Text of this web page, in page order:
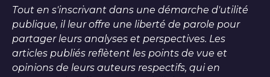
Tout en s'inscrivant dans une démarche d'utilité
publique, il leur offre une liberté de parole pour
partager leurs analyses et perspectives. Les
articles publiés reflètent les points de vue et
opinions de leurs auteurs respectifs, qui en